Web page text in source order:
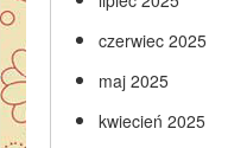
czerwiec 2025
maj 2025
kwiecień 2025